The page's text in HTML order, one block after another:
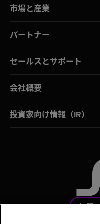
市場と産業
パートナー
セールスとサポート
会社概要
投資家向け情報（IR）
お問